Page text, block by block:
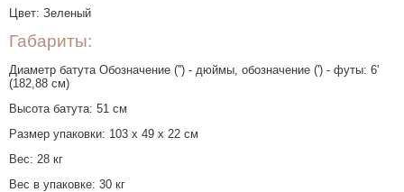
Цвет: Зеленый
Габариты:
Диаметр батута Обозначение ('') - дюймы, обозначение (') - футы: 6'
(182,88 см)
Высота батута: 51 см
Размер упаковки: 103 х 49 х 22 см
Вес: 28 кг
Вес в упаковке: 30 кг